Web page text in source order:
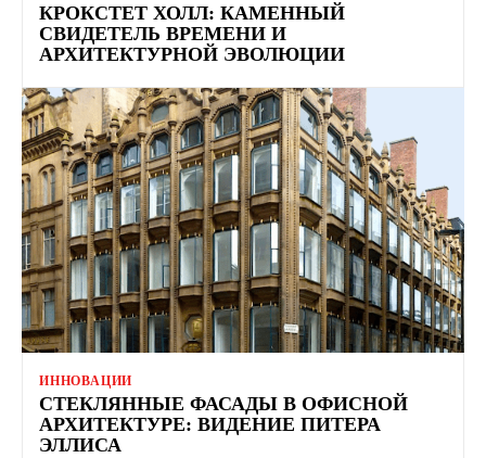
КРОКСТЕТ ХОЛЛ: КАМЕННЫЙ
СВИДЕТЕЛЬ ВРЕМЕНИ И
АРХИТЕКТУРНОЙ ЭВОЛЮЦИИ
ИННОВАЦИИ
СТЕКЛЯННЫЕ ФАСАДЫ В ОФИСНОЙ
АРХИТЕКТУРЕ: ВИДЕНИЕ ПИТЕРА
ЭЛЛИСА